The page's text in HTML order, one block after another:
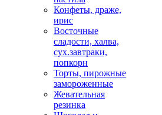
Конфеты, драже,
ирис
Восточные
сладости, халва,
сух.завтраки,
попкорн
Торты, пирожные
замороженные
Жевательная
резинка